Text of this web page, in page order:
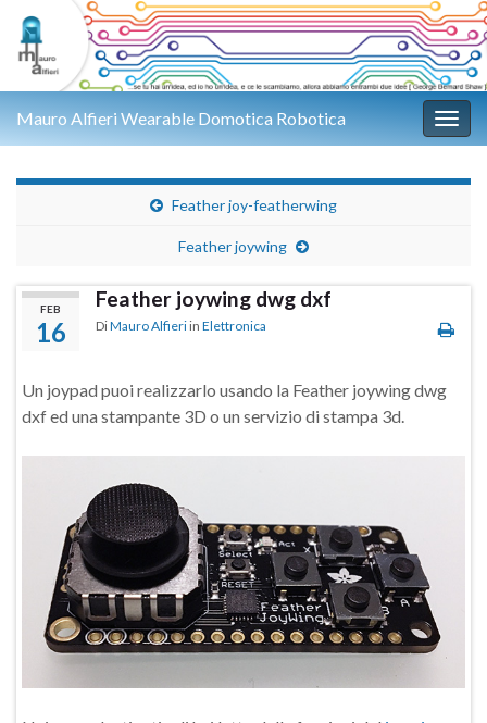
Mauro Alfieri Wearable Domotica Robotica
Feather joy-featherwing
Feather joywing
FEB
16
Feather joywing dwg dxf
DiMauro Alfieri in Elettronica
Un joypad puoi realizzarlo usando la Feather joywing dwg
dxf ed una stampante 3D o un servizio di stampa 3d.